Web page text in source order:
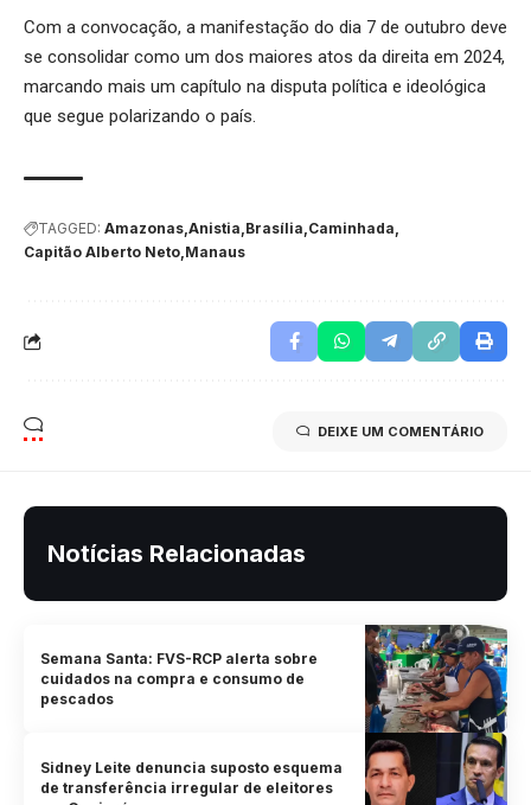
Com a convocação, a manifestação do dia 7 de outubro deve
se consolidar como um dos maiores atos da direita em 2024,
marcando mais um capítulo na disputa política e ideológica
que segue polarizando o país.
TAGGED: Amazonas Anistia Brasília Caminhada
Capitão Alberto Neto Manaus
DEIXE UM COMENTÁRIO
Notícias Relacionadas
Semana Santa: FVS-RCP alerta sobre
cuidados na compra e consumo de
pescados
Sidney Leite denuncia suposto esquema
de transferência irregular de eleitores